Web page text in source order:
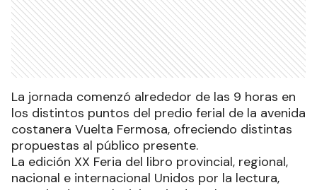
La jornada comenzó alrededor de las 9 horas en
los distintos puntos del predio ferial de la avenida
costanera Vuelta Fermosa, ofreciendo distintas
propuestas al público presente.
La edición XX Feria del libro provincial, regional,
nacional e internacional Unidos por la lectura,